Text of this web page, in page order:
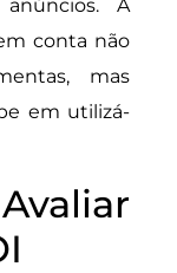
A
conta não
mas
em utilizá-